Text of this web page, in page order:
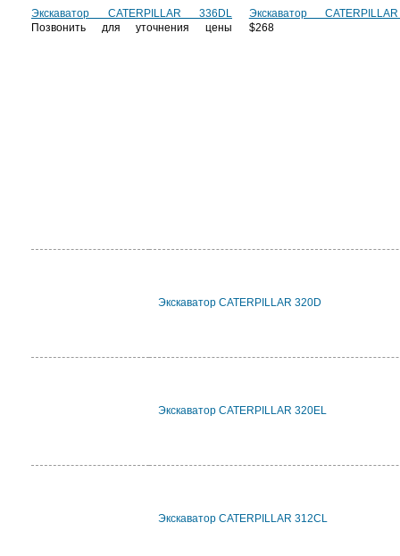
Экскаватор CATERPILLAR 336DL
Позвонить для уточнения цены
Экскаватор
$268
Экскаватор CATERPILLAR 320D
Экскаватор CATERPILLAR 320EL
Экскаватор CATERPILLAR 312CL